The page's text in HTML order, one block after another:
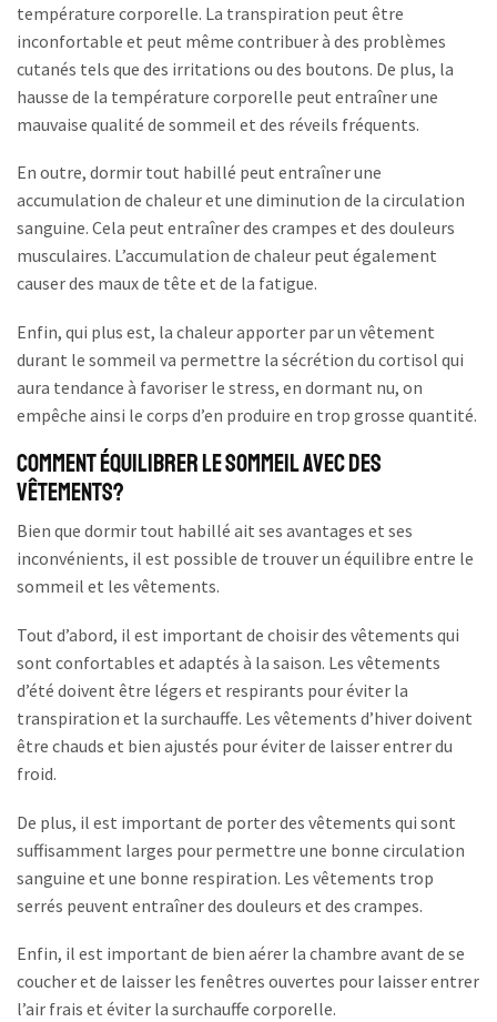
température corporelle. La transpiration peut être
inconfortable et peut même contribuer à des problèmes
cutanés tels que des irritations ou des boutons. De plus, la
hausse de la température corporelle peut entraîner une
mauvaise qualité de sommeil et des réveils fréquents.
En outre, dormir tout habillé peut entraîner une
accumulation de chaleur et une diminution de la circulation
sanguine. Cela peut entraîner des crampes et des douleurs
musculaires. L’accumulation de chaleur peut également
causer des maux de tête et de la fatigue.
Enfin, qui plus est, la chaleur apporter par un vêtement
durant le sommeil va permettre la sécrétion du cortisol qui
aura tendance à favoriser le stress, en dormant nu, on
empêche ainsi le corps d’en produire en trop grosse quantité.
Comment Équilibrer le Sommeil avec des
Vêtements?
Bien que dormir tout habillé ait ses avantages et ses
inconvénients, il est possible de trouver un équilibre entre le
sommeil et les vêtements.
Tout d’abord, il est important de choisir des vêtements qui
sont confortables et adaptés à la saison. Les vêtements
d’été doivent être légers et respirants pour éviter la
transpiration et la surchauffe. Les vêtements d’hiver doivent
être chauds et bien ajustés pour éviter de laisser entrer du
froid.
De plus, il est important de porter des vêtements qui sont
suffisamment larges pour permettre une bonne circulation
sanguine et une bonne respiration. Les vêtements trop
serrés peuvent entraîner des douleurs et des crampes.
Enfin, il est important de bien aérer la chambre avant de se
coucher et de laisser les fenêtres ouvertes pour laisser entrer
l’air frais et éviter la surchauffe corporelle.